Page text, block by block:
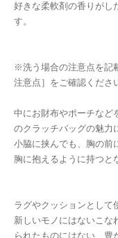
好きな柔軟剤の香りがし
す。
※洗う場合の注意点を記
注意点］をご確認くださ
中にお財布やポーチなど
のクラッチバッグの魅力
小脇に挟んでも、胸の前
胸に抱えるように持つと
ラグやクッションとして
新しいモノにはないこな
られたものにはない、豊